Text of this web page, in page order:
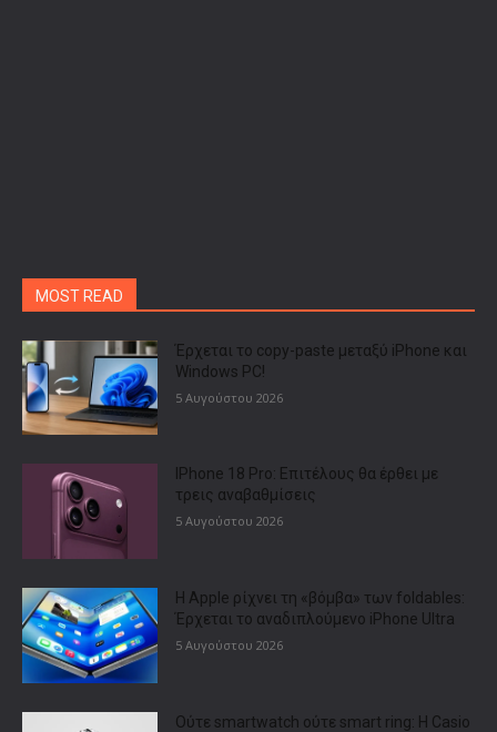
MOST READ
Έρχεται το copy-paste μεταξύ iPhone και
Windows PC!
5 Αυγούστου 2026
IPhone 18 Pro: Επιτέλους θα έρθει με
τρεις αναβαθμίσεις
5 Αυγούστου 2026
Η Apple ρίχνει τη «βόμβα» των foldables:
Έρχεται το αναδιπλούμενο iPhone Ultra
5 Αυγούστου 2026
Ούτε smartwatch ούτε smart ring: Η Casio